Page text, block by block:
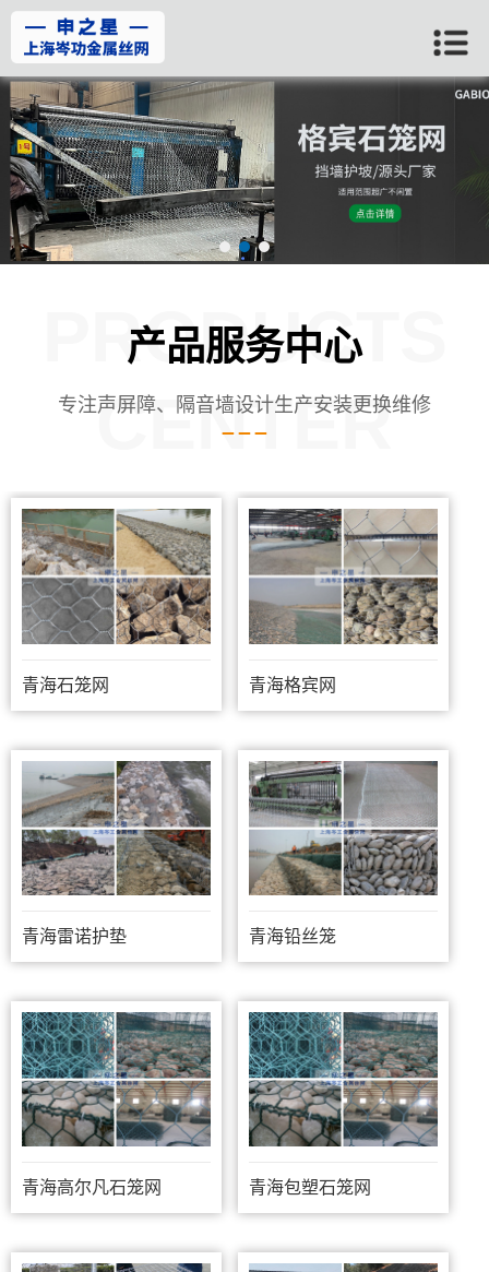
产品服务中心
PRODUCTS
CENTER
专注声屏障、隔音墙设计生产安装更换维修
青海石笼网 青海格宾网
青海雷诺护垫 青海铅丝笼
青海高尔凡石笼网 青海包塑石笼网